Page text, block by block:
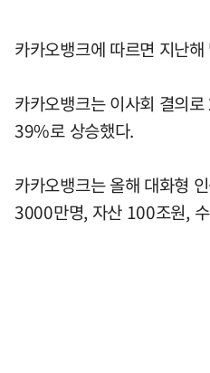
카카오뱅크에 따르면 지난
카카오뱅크는 이사회 결의
39%로 상승했다.
카카오뱅크는 올해 대화형
3000만명, 자산 100조원,